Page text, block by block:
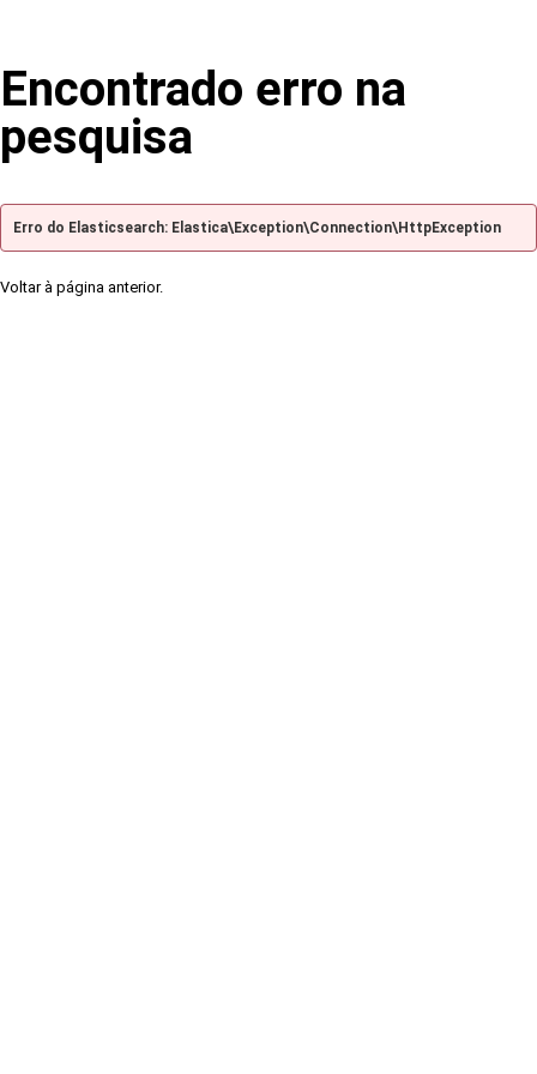
Encontrado erro na
pesquisa
Erro do Elasticsearch: Elastica\Exception\Connection\HttpException
Voltar à página anterior.